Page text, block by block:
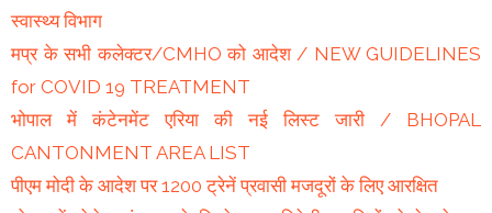
स्वास्थ्य विभाग
मप्र के सभी कलेक्टर/CMHO को आदेश / NEW GUIDELINES
for COVID 19 TREATMENT
भोपाल में कंटेनमेंट एरिया की नई लिस्ट जारी / BHOPAL
CANTONMENT AREA LIST
पीएम मोदी के आदेश पर 1200 ट्रेनें प्रवासी मजदूरों के लिए आरक्षित